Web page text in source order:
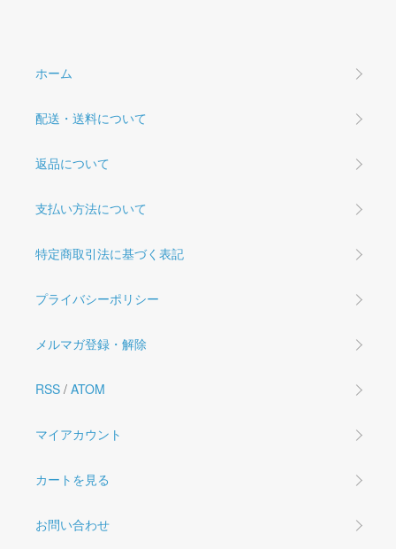
ホーム
配送・送料について
返品について
支払い方法について
特定商取引法に基づく表記
プライバシーポリシー
メルマガ登録・解除
RSS / ATOM
マイアカウント
カートを見る
お問い合わせ